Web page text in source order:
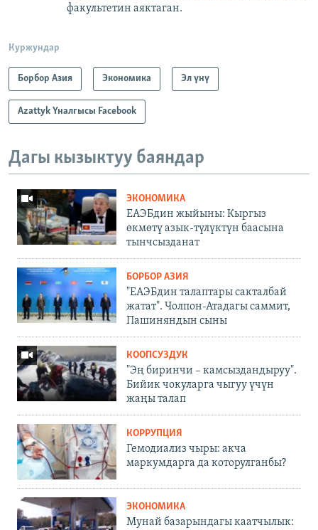
факультетин аяктаган.
Куржундар
Борбор Азия Экономика Эл үнү
Azattyk Үналгысы Facebook
Дагы кызыктуу баяндар
ЭКОНОМИКА
ЕАЭБдин жыйыны: Кыргыз
өкмөтү азык-түлүктүн баасына
тынчсызданат
БОРБОР АЗИЯ
"ЕАЭБдин талаптары сакталбай
жатат". Чолпон-Атадагы саммит,
Пашиняндын сыны
КООПСУЗДУК
"Эң биринчи – камсыздандыруу".
Бийик чокуларга чыгуу үчүн
жаңы талап
КОРРУПЦИЯ
Гемодиализ чыры: акча
маркумдарга да которулганбы?
ЭКОНОМИКА
Мунай базарындагы каатчылык: